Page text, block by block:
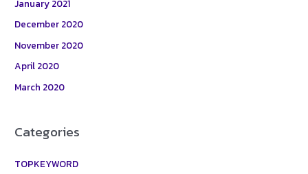
January 2021
December 2020
November 2020
April 2020
March 2020
Categories
TOPKEYWORD